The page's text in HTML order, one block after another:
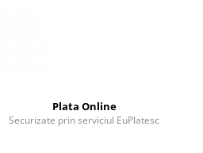
Plata Online
Securizate prin serviciul EuPlatesc